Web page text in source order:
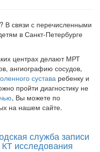
? В связи с перечисленными
в Санкт-Петербурге
центрах делают МРТ
ангиографию сосудов,
сустава ребенку и
пройти диагностику не
, Вы можете по
на нашем сайте.
служба записи
исследования